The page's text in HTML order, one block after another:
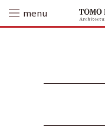
content
menu